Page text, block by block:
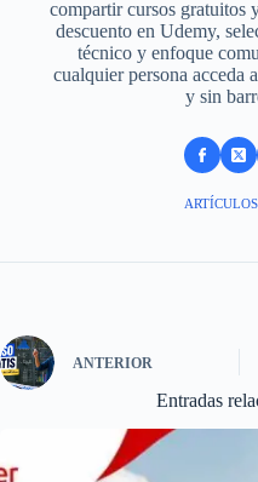
compartir cursos gratuitos
descuento en Udemy,
técnico y enfoque
cualquier persona acceda
y sin
ANTERIOR
Entradas